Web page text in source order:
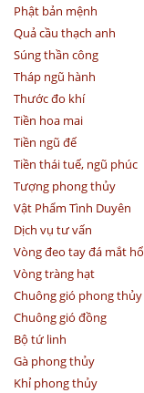
Phật bản mệnh
Quả cầu thạch anh
Súng thần công
Tháp ngũ hành
Thước đo khí
Tiền hoa mai
Tiền ngũ đế
Tiền thái tuế, ngũ phúc
Tượng phong thủy
Vật Phẩm Tình Duyên
Dịch vụ tư vấn
Vòng đeo tay đá mắt hổ
Vòng tràng hạt
Chuông gió phong thủy
Chuông gió đồng
Bộ tứ linh
Gà phong thủy
Khỉ phong thủy